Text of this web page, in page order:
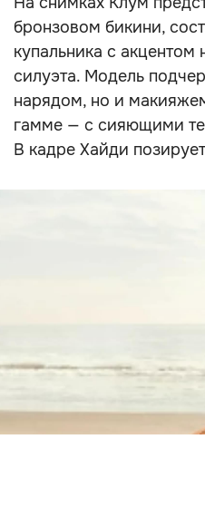
бронзовом бикини,
купальника с акцентом
силуэта. Модель
нарядом, но и
гамме — с сияющими
В кадре Хайди